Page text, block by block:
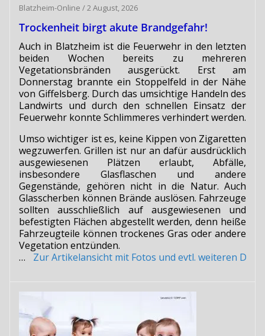
Blatzheim-Online / 2 August, 2026
Trockenheit birgt akute Brandgefahr!
Auch in Blatzheim ist die Feuerwehr in den letzten
beiden Wochen bereits zu mehreren
Vegetationsbränden ausgerückt. Erst am
Donnerstag brannte ein Stoppelfeld in der Nähe
von Giffelsberg. Durch das umsichtige Handeln des
Landwirts und durch den schnellen Einsatz der
Feuerwehr konnte Schlimmeres verhindert werden.
Umso wichtiger ist es, keine Kippen von Zigaretten
wegzuwerfen. Grillen ist nur an dafür ausdrücklich
ausgewiesenen Plätzen erlaubt, Abfälle,
insbesondere Glasflaschen und andere
Gegenstände, gehören nicht in die Natur. Auch
Glasscherben können Brände auslösen. Fahrzeuge
sollten ausschließlich auf ausgewiesenen und
befestigten Flächen abgestellt werden, denn heiße
Fahrzeugteile können trockenes Gras oder andere
Vegetation entzünden.
…Zur Artikelansicht mit Fotos und evtl. weiteren